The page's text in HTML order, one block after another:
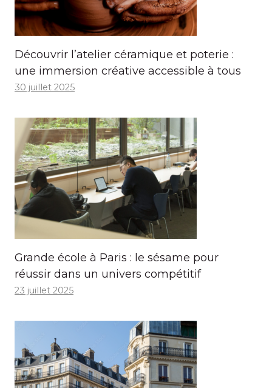
Découvrir l’atelier céramique et poterie :
une immersion créative accessible à tous
30 juillet 2025
Grande école à Paris : le sésame pour
réussir dans un univers compétitif
23 juillet 2025